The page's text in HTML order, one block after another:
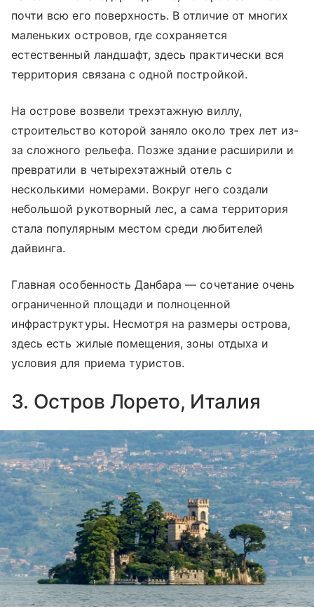
почти всю его поверхность. В отличие от многих
маленьких островов, где сохраняется
естественный ландшафт, здесь практически вся
территория связана с одной постройкой.
На острове возвели трехэтажную виллу,
строительство которой заняло около трех лет из-
за сложного рельефа. Позже здание расширили и
превратили в четырехэтажный отель с
несколькими номерами. Вокруг него создали
небольшой рукотворный лес, а сама территория
стала популярным местом среди любителей
дайвинга.
Главная особенность Данбара — сочетание очень
ограниченной площади и полноценной
инфраструктуры. Несмотря на размеры острова,
здесь есть жилые помещения, зоны отдыха и
условия для приема туристов.
3. Остров Лорето, Италия